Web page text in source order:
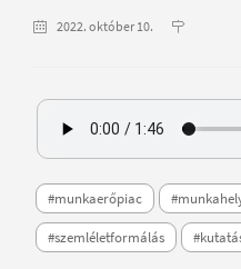
2022. október 10.
#munkaerőpiac
#szemléletformálás